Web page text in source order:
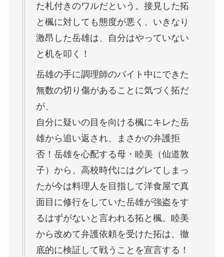
た札付きのワルだという。接見した拓
と楓に対しても態度が悪く、いきなり
激昂した岳雄は、自分はやっていない
と机を叩く！
岳雄の手に調理師のバイト中にできた
無数の切り傷があることに気づく拓だ
が、
自分に疑いの目を向ける楓にキレた岳
雄から追い返され、まさかの弁護拒
否！岳雄を心配する母・睦美（仙道敦
子）から、高校時代にはグレてしまっ
たが今は料理人を目指して洋食屋で真
面目に修行をしていた岳雄が強盗をす
るはずがないと言われる拓と楓。睦美
から改めて弁護依頼を受けた拓は、徹
底的に検証して戦うことを宣言する！